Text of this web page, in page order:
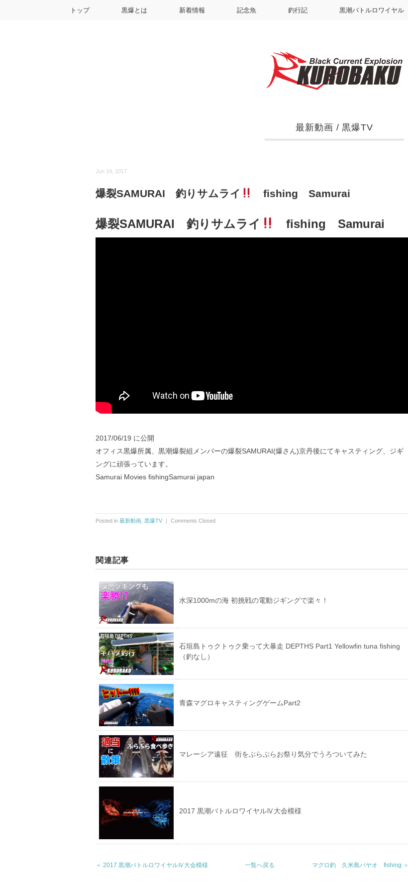
トップ 黒爆とは 新着情報 記念魚 釣行記 黒潮バトルロワイヤル
最新動画 /黒爆TV
Jun 19, 2017
爆裂SAMURAI 釣りサムライ fishing Samurai
爆裂SAMURAI 釣りサムライ fishing Samurai
2017/06/19 に公開
オフィス黒爆所属、黒潮爆裂組メンバーの爆裂SAMURAI(爆さん)京丹後にてキャスティング、ジギ
ングに頑張っています。
Samurai Movies fishingSamurai japan
Posted in 最新動画 黒爆TV ｜ Comments Closed
関連記事
水深1000mの海 初挑戦の電動ジギングで楽々！
石垣島トゥクトゥク乗って大暴走 DEPTHS Part1 Yellowfin tuna fishing
（釣なし）
青森マグロキャスティングゲームPart2
マレーシア遠征 街をぶらぶらお祭り気分でうろついてみた
2017 黒潮バトルロワイヤルⅣ大会模様
＜ 2017 黒潮バトルロワイヤルⅣ大会模様 一覧へ戻る マグロ釣 久米島パヤオ fishing ＞